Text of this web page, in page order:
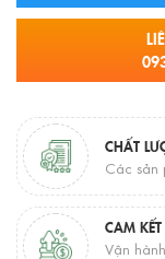
CHẤT
Các sản
CAM
Vận